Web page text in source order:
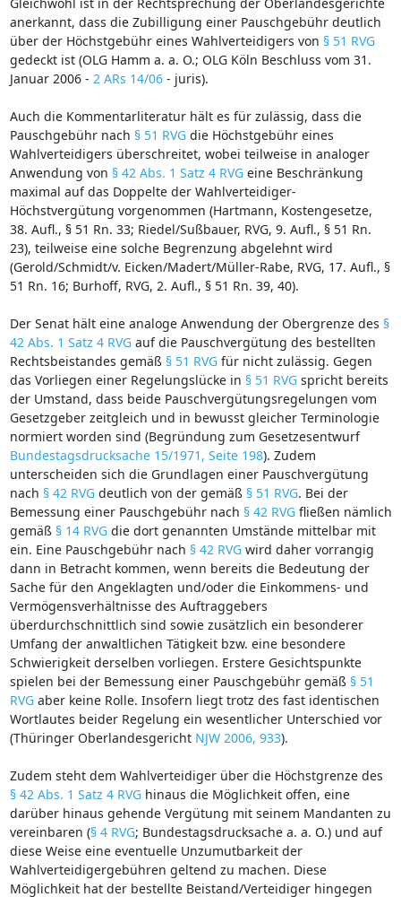
anerkannt, dass die Zubilligung einer Pauschgebühr deutlich
über der Höchstgebühr eines Wahlverteidigers von § 51 RVG
gedeckt ist (OLG Hamm a. a. O.; OLG Köln Beschluss vom 31.
Januar 2006 - 2 ARs 14/06- juris).
Auch die Kommentarliteratur hält es für zulässig, dass die
Pauschgebühr nach § 51 RVGdie Höchstgebühr eines
Wahlverteidigers überschreitet, wobei teilweise in analoger
Anwendung von § 42 Abs. 1 Satz 4 RVGeine Beschränkung
maximal auf das Doppelte der Wahlverteidiger-
Höchstvergütung vorgenommen (Hartmann, Kostengesetze,
38. Aufl., § 51 Rn. 33; Riedel/Sußbauer, RVG, 9. Aufl., § 51 Rn.
23), teilweise eine solche Begrenzung abgelehnt wird
(Gerold/Schmidt/v. Eicken/Madert/Müller-Rabe, RVG, 17. Aufl., §
51 Rn. 16; Burhoff, RVG, 2. Aufl., § 51 Rn. 39, 40).
Der Senat hält eine analoge Anwendung der Obergrenze des §
42 Abs. 1 Satz 4 RVGauf die Pauschvergütung des bestellten
Rechtsbeistandes gemäß § 51 RVGfür nicht zulässig. Gegen
das Vorliegen einer Regelungslücke in § 51 RVGspricht bereits
der Umstand, dass beide Pauschvergütungsregelungen vom
Gesetzgeber zeitgleich und in bewusst gleicher Terminologie
normiert worden sind (Begründung zum Gesetzesentwurf
Bundestagsdrucksache 15/1971, Seite 198). Zudem
unterscheiden sich die Grundlagen einer Pauschvergütung
nach § 42 RVGdeutlich von der gemäß § 51 RVG. Bei der
Bemessung einer Pauschgebühr nach § 42 RVGfließen nämlich
gemäß § 14 RVGdie dort genannten Umstände mittelbar mit
ein. Eine Pauschgebühr nach § 42 RVGwird daher vorrangig
dann in Betracht kommen, wenn bereits die Bedeutung der
Sache für den Angeklagten und/oder die Einkommens- und
Vermögensverhältnisse des Auftraggebers
überdurchschnittlich sind sowie zusätzlich ein besonderer
Umfang der anwaltlichen Tätigkeit bzw. eine besondere
Schwierigkeit derselben vorliegen. Erstere Gesichtspunkte
spielen bei der Bemessung einer Pauschgebühr gemäß § 51
RVGaber keine Rolle. Insofern liegt trotz des fast identischen
Wortlautes beider Regelung ein wesentlicher Unterschied vor
(Thüringer Oberlandesgericht NJW 2006, 933).
Zudem steht dem Wahlverteidiger über die Höchstgrenze des
§ 42 Abs. 1 Satz 4 RVGhinaus die Möglichkeit offen, eine
darüber hinaus gehende Vergütung mit seinem Mandanten zu
vereinbaren (§ 4 RVG; Bundestagsdrucksache a. a. O.) und auf
diese Weise eine eventuelle Unzumutbarkeit der
Wahlverteidigergebühren geltend zu machen. Diese
Möglichkeit hat der bestellte Beistand/Verteidiger hingegen